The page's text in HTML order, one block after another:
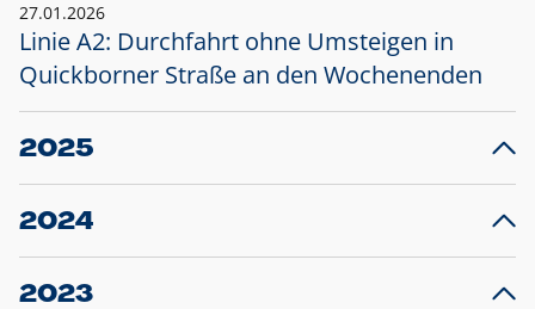
27.01.2026
Linie A2: Durchfahrt ohne Umsteigen in
Quickborner Straße an den Wochenenden
2025
23.12.2025
Projekt S5: Start der Bauarbeiten am
2024
10.12.2024
Großprojekt S5: Sperrung der Bahnstraße in
2023